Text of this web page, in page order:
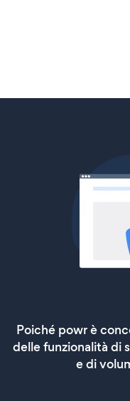
Poiché powr è
delle funzionalità di
e di